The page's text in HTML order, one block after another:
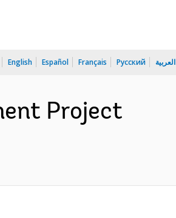
English Español Français Русский العربية
Project